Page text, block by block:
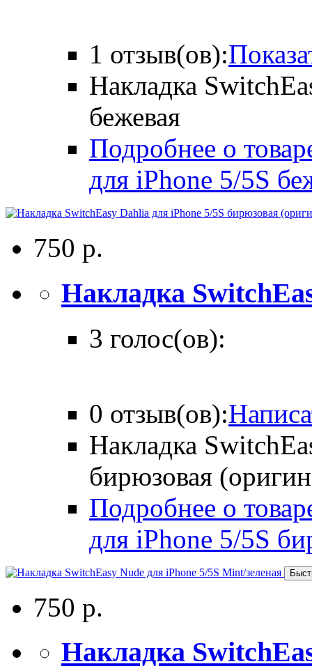
1 отзыв(ов):
Накладка
бежевая
Подробнее о
для iPhone 5/5S
750 р.
Накладка
3 голос(ов):
0 отзыв(ов):
Накладка
бирюзовая
Подробнее о
для iPhone 5/5S
750 р.
Накладка